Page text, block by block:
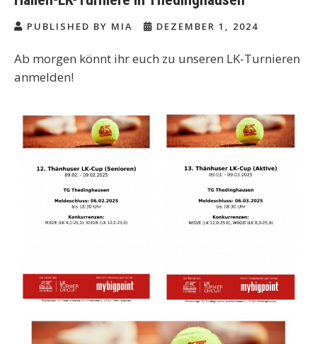
PUBLISHED BY MIA DEZEMBER 1, 2024
Ab morgen könnt ihr euch zu unseren LK-Turnieren
anmelden!